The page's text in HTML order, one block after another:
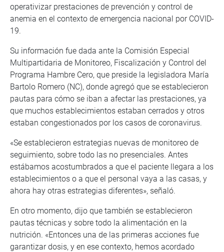
operativizar prestaciones de prevención y control de
anemia en el contexto de emergencia nacional por COVID-
19.
Su información fue dada ante la Comisión Especial
Multipartidaria de Monitoreo, Fiscalización y Control del
Programa Hambre Cero, que preside la legisladora María
Bartolo Romero (NC), donde agregó que se establecieron
pautas para cómo se iban a afectar las prestaciones, ya
que muchos establecimientos estaban cerrados y otros
estaban congestionados por los casos de coronavirus.
«Se establecieron estrategias nuevas de monitoreo de
seguimiento, sobre todo las no presenciales. Antes
estábamos acostumbrados a que el paciente llegara a los
establecimientos o a que el personal vaya a las casas, y
ahora hay otras estrategias diferentes», señaló.
En otro momento, dijo que también se establecieron
pautas técnicas y sobre todo la alimentación en la
nutrición. «Entonces una de las primeras acciones fue
garantizar dosis, y en ese contexto, hemos acordado